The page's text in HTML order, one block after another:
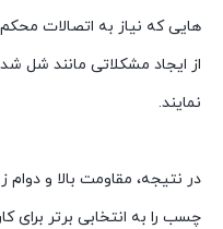
هایی که نیاز به اتصالات محکم
از ایجاد مشکلاتی مانند شل
نمایند.
در نتیجه، مقاومت بالا و
چسب را به انتخابی برتر برای